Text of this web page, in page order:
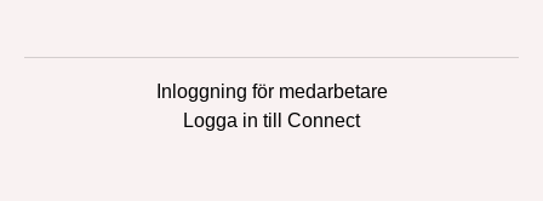
Inloggning för medarbetare
Logga in till Connect